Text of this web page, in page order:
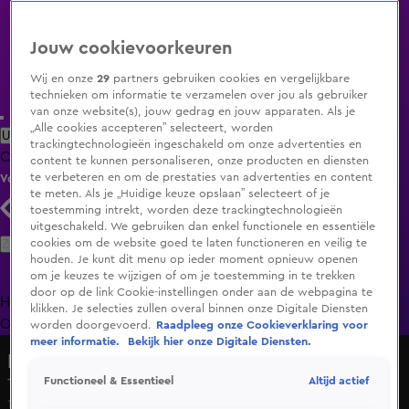
Uitzending Gemist Populaire programma's Zenders Genres
ClipsFilmsRadioSmart TV inlogShop
Volg KIJK
Zoeken
HomeUitzending Gemist Programma's De Bondgenoten
OranjezomerLivestreamsShop
Tram in Amsterdam ontspoort na botsing
10 juli 2025, 18:01
Jouw cookievoorkeuren
Wij en onze29 partners gebruiken cookies en vergelijkbare
technieken om informatie te verzamelen over jou als gebruiker
van onze website(s), jouw gedrag en jouw apparaten. Als je
„Alle cookies accepteren” selecteert, worden
trackingtechnologieën ingeschakeld om onze advertenties en
content te kunnen personaliseren, onze producten en diensten
te verbeteren en om de prestaties van advertenties en content
te meten. Als je „Huidige keuze opslaan” selecteert of je
toestemming intrekt, worden deze trackingtechnologieën
uitgeschakeld. We gebruiken dan enkel functionele en essentiële
cookies om de website goed te laten functioneren en veilig te
houden. Je kunt dit menu op ieder moment opnieuw openen
om je keuzes te wijzigen of om je toestemming in te trekken
door op de link Cookie-instellingen onder aan de webpagina te
klikken. Je selecties zullen overal binnen onze Digitale Diensten
worden doorgevoerd.
Raadpleeg onze Cookieverklaring voor
meer informatie.
Bekijk hier onze Digitale Diensten.
Functioneel & Essentieel Altijd actief